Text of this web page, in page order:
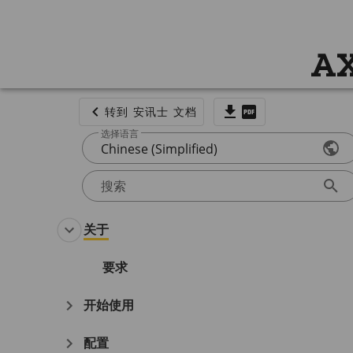
转到 安讯士 文档
选择语言
Chinese (Simplified)
搜索
关于
要求
开始使用
配置